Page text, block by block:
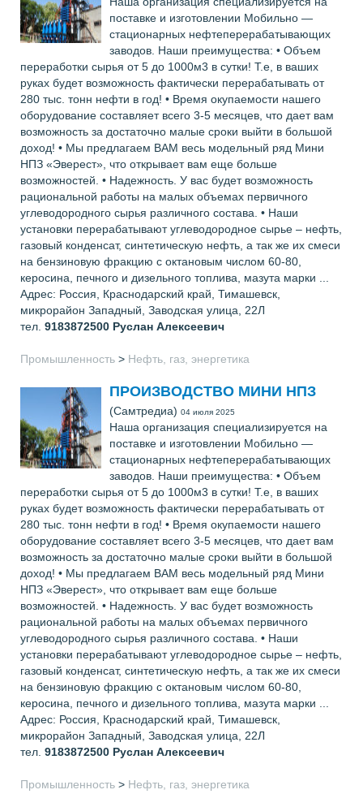
поставке и изготовлении Мобильно —
стационарных нефтеперерабатывающих
заводов. Наши преимущества: • Объем
переработки сырья от 5 до 1000м3 в сутки! Т.е, в ваших
руках будет возможность фактически перерабатывать от
280 тыс. тонн нефти в год! • Время окупаемости нашего
оборудование составляет всего 3-5 месяцев, что дает вам
возможность за достаточно малые сроки выйти в большой
доход! • Мы предлагаем ВАМ весь модельный ряд Мини
НПЗ «Эверест», что открывает вам еще больше
возможностей. • Надежность. У вас будет возможность
рациональной работы на малых объемах первичного
углеводородного сырья различного состава. • Наши
установки перерабатывают углеводородное сырье – нефть,
газовый конденсат, синтетическую нефть, а так же их смеси
на бензиновую фракцию с октановым числом 60-80,
керосина, печного и дизельного топлива, мазута марки ...
Адрес: Россия, Краснодарский край, Тимашевск,
микрорайон Западный, Заводская улица, 22Л
тел. 9183872500 Руслан Алексеевич
Промышленность > Нефть, газ, энергетика
ПРОИЗВОДСТВО МИНИ НПЗ
(Самтредиа) 04 июля 2025
Наша организация специализируется на
поставке и изготовлении Мобильно —
стационарных нефтеперерабатывающих
заводов. Наши преимущества: • Объем
переработки сырья от 5 до 1000м3 в сутки! Т.е, в ваших
руках будет возможность фактически перерабатывать от
280 тыс. тонн нефти в год! • Время окупаемости нашего
оборудование составляет всего 3-5 месяцев, что дает вам
возможность за достаточно малые сроки выйти в большой
доход! • Мы предлагаем ВАМ весь модельный ряд Мини
НПЗ «Эверест», что открывает вам еще больше
возможностей. • Надежность. У вас будет возможность
рациональной работы на малых объемах первичного
углеводородного сырья различного состава. • Наши
установки перерабатывают углеводородное сырье – нефть,
газовый конденсат, синтетическую нефть, а так же их смеси
на бензиновую фракцию с октановым числом 60-80,
керосина, печного и дизельного топлива, мазута марки ...
Адрес: Россия, Краснодарский край, Тимашевск,
микрорайон Западный, Заводская улица, 22Л
тел. 9183872500 Руслан Алексеевич
Промышленность > Нефть, газ, энергетика